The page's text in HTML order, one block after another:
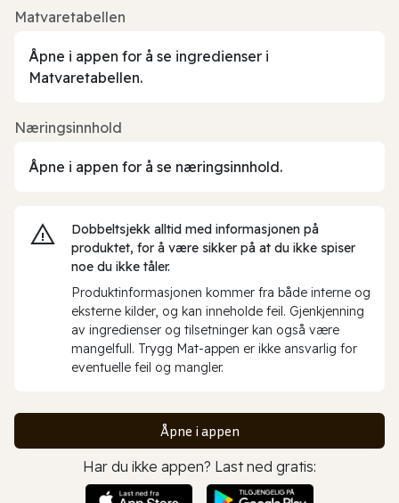
Matvaretabellen
Åpne i appen for å se ingredienser i
Matvaretabellen.
Næringsinnhold
Åpne i appen for å se næringsinnhold.
Dobbeltsjekk alltid med informasjonen på
produktet, for å være sikker på at du ikke spiser
noe du ikke tåler.
Produktinformasjonen kommer fra både interne og
eksterne kilder, og kan inneholde feil. Gjenkjenning
av ingredienser og tilsetninger kan også være
mangelfull. Trygg Mat-appen er ikke ansvarlig for
eventuelle feil og mangler.
Åpne i appen
Har du ikke appen? Last ned gratis: